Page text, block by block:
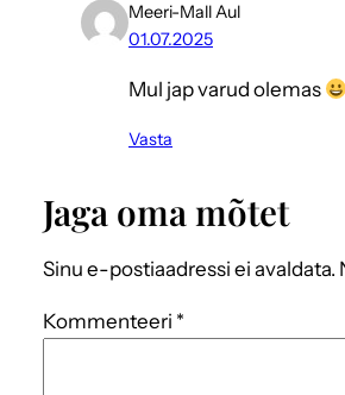
Meeri-Mall Aul
01.07.2025
Mul jap varud olemas
Vasta
Jaga oma mõtet
Sinu e-postiaadressi ei avaldata.
Kommenteeri *